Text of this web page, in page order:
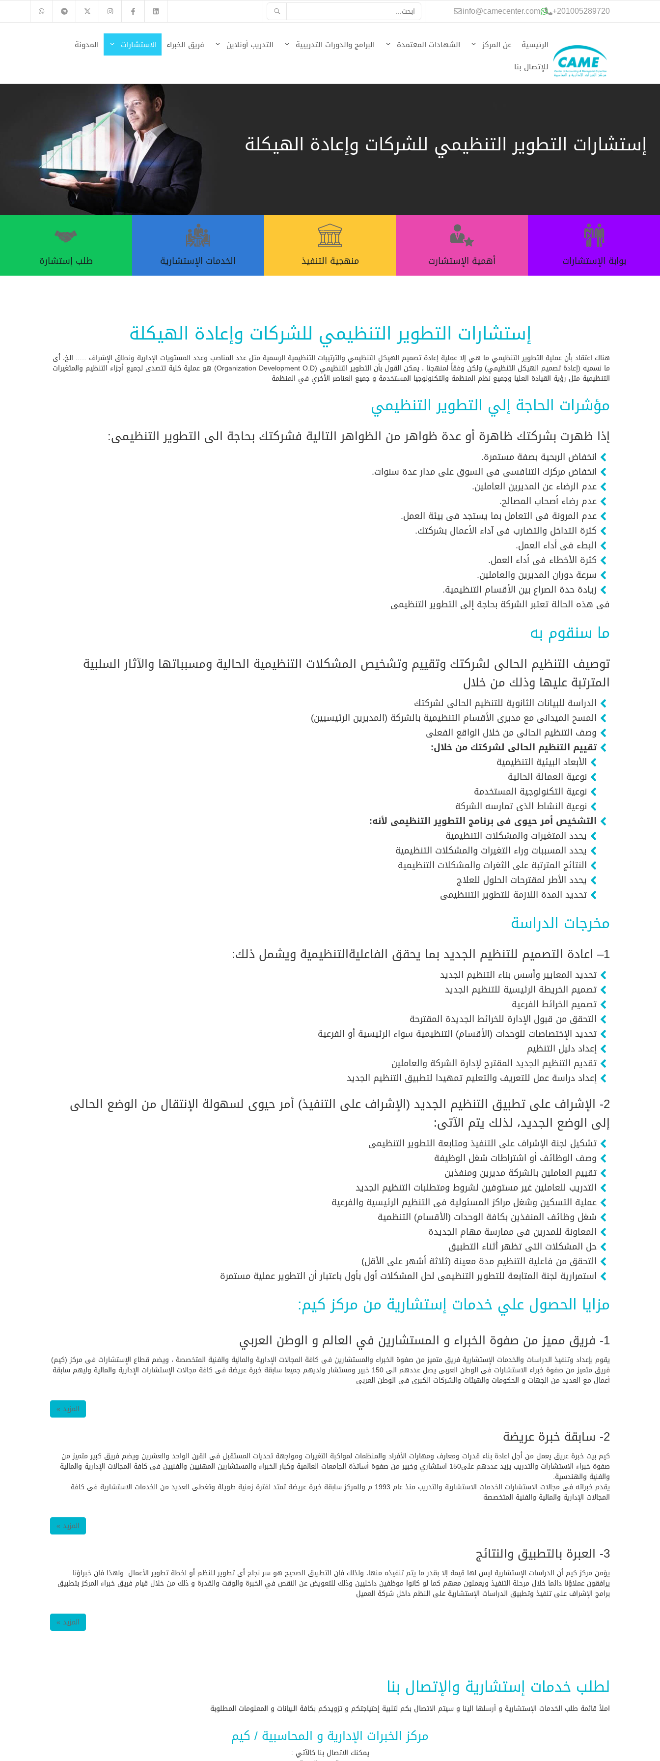
انتقل 201005289720
+
info@camecenter.com
الرئيسية عن المركز الشهادات المعتمدة البرامج والدورات التدريبية التدريب أونلاين فريق الخبراء الاستشارات
المدونة
للإتصال بنا
إستشارات التطوير التنظيمي للشركات وإعادة الهيكلة
بوابة الإستشارات أهمية الإستشارت منهجية التنفيذ الخدمات الإستشارية طلب إستشارة
إستشارات التطوير التنظيمي للشركات وإعادة الهيكلة
هناك اعتقاد بأن عملية التطوير التنظيمي ما هي إلا عملية إعادة تصميم الهيكل التنظيمي والترتيبات التنظيمية الرسمية مثل عدد المناصب وعدد المستويات الإدارية ونطاق الإشراف ….. الخ، أى
ما نسميه (إعادة تصميم الهيكل التنظيمي) ولكن وفقاً لمنهجنا ، يمكن القول بأن التطوير التنظيمي (Organization Development O.D) هو عملية كلية تتصدى لجميع أجزاء التنظيم والمتغيرات
التنظيمية مثل رؤية القيادة العليا وجميع نظم المنظمة والتكنولوجيا المستخدمة و جميع العناصر الأخري في المنظمة
مؤشرات الحاجة إلي التطوير التنظيمي
إذا ظهرت بشركتك ظاهرة أو عدة ظواهر من الظواهر التالية فشركتك بحاجة الى التطوير التنظيمى:
انخفاض الربحية بصفة مستمرة.
انخفاض مركزك التنافسى فى السوق على مدار عدة سنوات.
عدم الرضاء عن المديرين العاملين.
عدم رضاء أصحاب المصالح.
عدم المرونة فى التعامل بما يستجد فى بيئة العمل.
كثرة التداخل والتضارب فى آداء الأعمال بشركتك.
البطء فى أداء العمل.
كثرة الأخطاء فى أداء العمل.
سرعة دوران المديرين والعاملين.
زيادة حدة الصراع بين الأقسام التنظيمية.
فى هذه الحالة تعتبر الشركة بحاجة إلى التطوير التنظيمى
ما سنقوم به
توصيف التنظيم الحالى لشركتك وتقييم وتشخيص المشكلات التنظيمية الحالية ومسبباتها والآثار السلبية
المترتبة عليها وذلك من خلال
الدراسة للبيانات الثانوية للتنظيم الحالى لشركتك
المسح الميدانى مع مديرى الأقسام التنظيمية بالشركة (المديرين الرئيسيين)
وصف التنظيم الحالى من خلال الواقع الفعلى
تقييم التنظيم الحالى لشركتك من خلال:
الأبعاد البيئية التنظيمية
نوعية العمالة الحالية
نوعية التكنولوجية المستخدمة
نوعية النشاط الذى تمارسه الشركة
التشخيص أمر حيوى فى برنامج التطوير التنظيمى لأنه:
يحدد المتغيرات والمشكلات التنظيمية
يحدد المسببات وراء التغيرات والمشكلات التنظيمية
النتائج المترتبة على الثغرات والمشكلات التنظيمية
يحدد الأطر لمقترحات الحلول للعلاج
تحديد المدة اللازمة للتطوير التننظيمى
مخرجات الدراسة
1– اعادة التصميم للتنظيم الجديد بما يحقق الفاعليةالتنظيمية ويشمل ذلك:
تحديد المعايير وأسس بناء التنظيم الجديد
تصميم الخريطة الرئيسية للتنظيم الجديد
تصميم الخرائط الفرعية
التحقق من قبول الإدارة للخرائط الجديدة المقترحة
تحديد الإختصاصات للوحدات (الأقسام) التنظيمية سواء الرئيسية أو الفرعية
إعداد دليل التنظيم
تقديم التنظيم الجديد المقترح لإدارة الشركة والعاملين
إعداد دراسة عمل للتعريف والتعليم تمهيدا لتطبيق التنظيم الجديد
2- الإشراف على تطبيق التنظيم الجديد (الإشراف على التنفيذ) أمر حيوى لسهولة الإنتقال من الوضع الحالى
إلى الوضع الجديد، لذلك يتم الآتى:
تشكيل لجنة الإشراف على التنفيذ ومتابعة التطوير التنظيمى
وصف الوظائف أو اشتراطات شغل الوظيفة
تقييم العاملين بالشركة مديرين ومنفذين
التدريب للعاملين غير مستوفين لشروط ومتطلبات التنظيم الجديد
عملية التسكين وشغل مراكز المسئولية فى التنظيم الرئيسية والفرعية
شغل وظائف المنفذين بكافة الوحدات (الأقسام) التنظمية
المعاونة للمدرين فى ممارسة مهام الجديدة
حل المشكلات التى تظهر أثناء التطبيق
التحقق من فاعلية التنظيم مدة معينة (ثلاثة أشهر على الأقل)
استمرارية لجنة المتابعة للتطوير التنظيمى لحل المشكلات أول بأول باعتبار أن التطوير عملية مستمرة
مزايا الحصول علي خدمات إستشارية من مركز كيم:
1- فريق مميز من صفوة الخبراء و المستشارين في العالم و الوطن العربي
يقوم بإعداد وتنفيذ الدراسات والخدمات الإستشارية فريق متميز من صفوة الخبراء والمستشارين فى كافة المجالات الإدارية والمالية والفنية المتخصصة ، ويضم قطاع الإستشارات فى مركز (كيم)
فريق متميز من صفوة خبراء الاستشارات فى الوطن العربى يصل عددهم الى 150 خبير ومستشار ولديهم جميعا سابقة خبرة عريضة فى كافة مجالات الإستشارات الإدارية والمالية وليهم سابقة
أعمال مع العديد من الجهات و الحكومات والهيئات والشركات الكبرى فى الوطن العربى
المزيد »
2- سابقة خبرة عريضة
كيم بيت خبرة عريق يعمل من أجل اعادة بناء قدرات ومعارف ومهارات الأفراد والمنظمات لمواكبة التغيرات ومواجهة تحديات المستقبل فى القرن الواحد والعشرين ويضم فريق كبير متميز من
صفوة خبراء الاستشارات والتدريب يزيد عددهم على150 استشاري وخبير من صفوة أساتذة الجامعات العالمية وكبار الخبراء والمستشارين المهنيين والفنيين فى كافة المجالات الإدارية والمالية
والفنية والهندسية.
يقدم خبراته فى مجالات الاستشارات الخدمات الاستشارية والتدريب منذ عام 1993 م وللمركز سابقة خبرة عريضة تمتد لفترة زمنية طويلة وتغطى العديد من الخدمات الاستشارية فى كافة
المجالات الإدارية والمالية والفنية المتخصصة
المزيد »
3- العبرة بالتطبيق والنتائج
يؤمن مركز كيم أن الدراسات الإستشارية ليس لها قيمة إلا بقدر ما يتم تنفيذه منها، ولذلك فإن التطبيق الصحيح هو سر نجاح أى تطوير للنظم أو لخطة تطوير الأعمال. ولهذا فإن خبراؤنا
يرافقون عملاؤنا دائما خلال مرحلة التنفيذ ويعملون معهم كما لو كانوا موظفين داخليين وذلك للتعويض عن النقص في الخبرة والوقت والقدرة و ذلك من خلال قيام فريق خبراء المركز بتطبيق
برامج الإشراف على تنفيذ وتطبيق الدراسات الإستشارية على النظم داخل شركة العميل
المزيد »
لطلب خدمات إستشارية والإتصال بنا
املأ قائمة طلب الخدمات الإستشارية و أرسلها الينا و سيتم الاتصال بكم لتلبية إحتياجتكم و تزويدكم بكافة البيانات و المعلومات المطلوبة
مركز الخبرات الإدارية و المحاسبية / كيم
يمكنك الاتصال بنا كالآتي :